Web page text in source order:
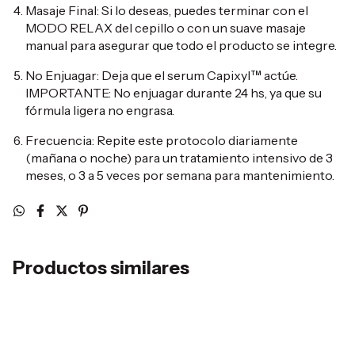
Masaje Final: Si lo deseas, puedes terminar con el
MODO RELAX del cepillo o con un suave masaje
manual para asegurar que todo el producto se integre.
No Enjuagar: Deja que el serum Capixyl™ actúe.
IMPORTANTE: No enjuagar durante 24 hs, ya que su
fórmula ligera no engrasa.
Frecuencia: Repite este protocolo diariamente
(mañana o noche) para un tratamiento intensivo de 3
meses, o 3 a 5 veces por semana para mantenimiento.
Productos similares